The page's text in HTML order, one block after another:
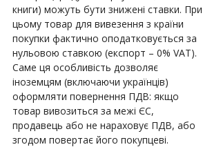
книги) можуть бути знижені ставки. При
цьому товар для вивезення з країни
покупки фактично оподатковується за
нульовою ставкою (експорт – 0% VAT).
Саме ця особливість дозволяє
іноземцям (включаючи українців)
оформляти повернення ПДВ: якщо
товар вивозиться за межі ЄС,
продавець або не нараховує ПДВ, або
згодом повертає його покупцеві.